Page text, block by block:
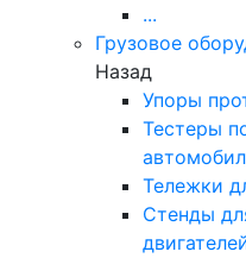
...
Грузовое
Назад
Упоры
Тестеры
Тележки
Стенды